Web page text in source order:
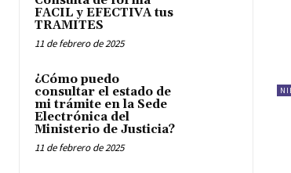
FACIL y EFECTIVA tus
TRAMITES
11 de febrero de 2025
¿Cómo puedo
consultar el estado de
mi trámite en la Sede
Electrónica del
Ministerio de Justicia?
11 de febrero de 2025